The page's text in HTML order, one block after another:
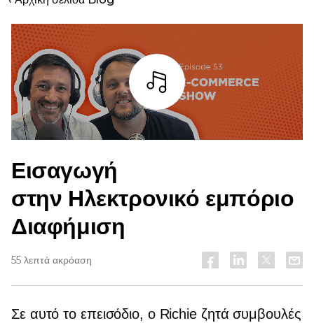
Άκουσε
Εισαγωγή
στην Ηλεκτρονικό εμπόριο
Διαφήμιση
55 λεπτά ακρόαση
Σε αυτό το επεισόδιο, ο Richie ζητά συμβουλές